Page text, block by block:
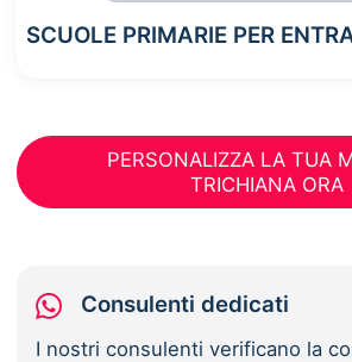
SCUOLE PRIMARIE PER
PERSONALIZZA LA TUA
TRICHIANA ORA
Consulenti dedicati
I nostri consulenti verificano la